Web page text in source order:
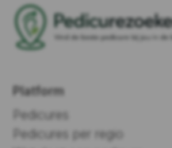
Platform
Pedicures
Pedicures per regio